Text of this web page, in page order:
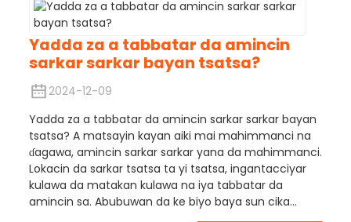
Yadda za a tabbatar da amincin
sarkar sarkar bayan tsatsa?
2024-12-09
Yadda za a tabbatar da amincin sarkar sarkar bayan
tsatsa? A matsayin kayan aiki mai mahimmanci na
ɗagawa, amincin sarkar sarkar yana da mahimmanci.
Lokacin da sarkar tsatsa ta yi tsatsa, ingantacciyar
kulawa da matakan kulawa na iya tabbatar da
amincin sa. Abubuwan da ke biyo baya sun cika...